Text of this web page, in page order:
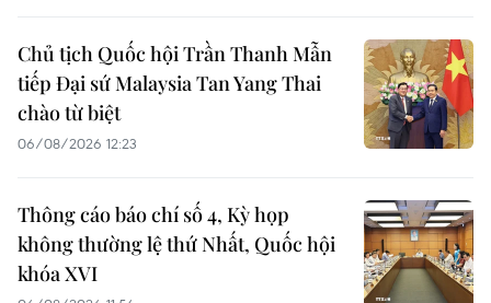
Chủ tịch Quốc hội Trần Thanh Mẫn
tiếp Đại sứ Malaysia Tan Yang Thai
chào từ biệt
06/08/2026 12:23
Thông cáo báo chí số 4, Kỳ họp
không thường lệ thứ Nhất, Quốc hội
khóa XVI